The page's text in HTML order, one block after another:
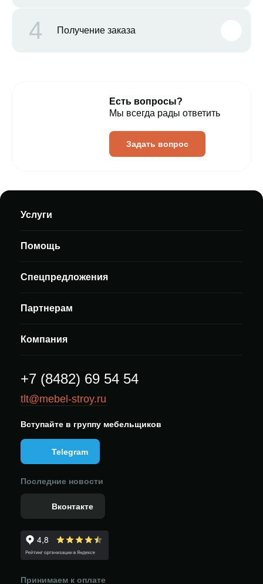
4 Получение заказа
Есть вопросы?
Мы всегда рады ответить
Задать вопрос
Услуги
Помощь
Спецпредложения
Партнерам
Компания
+7 (8482) 69 54 54
tlt@mebel-stroy.ru
Вступайте в группу мебельщиков
Telegram
Последние новости
Вконтакте
Принимаем к оплате